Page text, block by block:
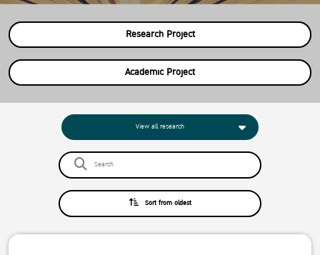
Research Project
Academic Project
View all research
Sort from oldest